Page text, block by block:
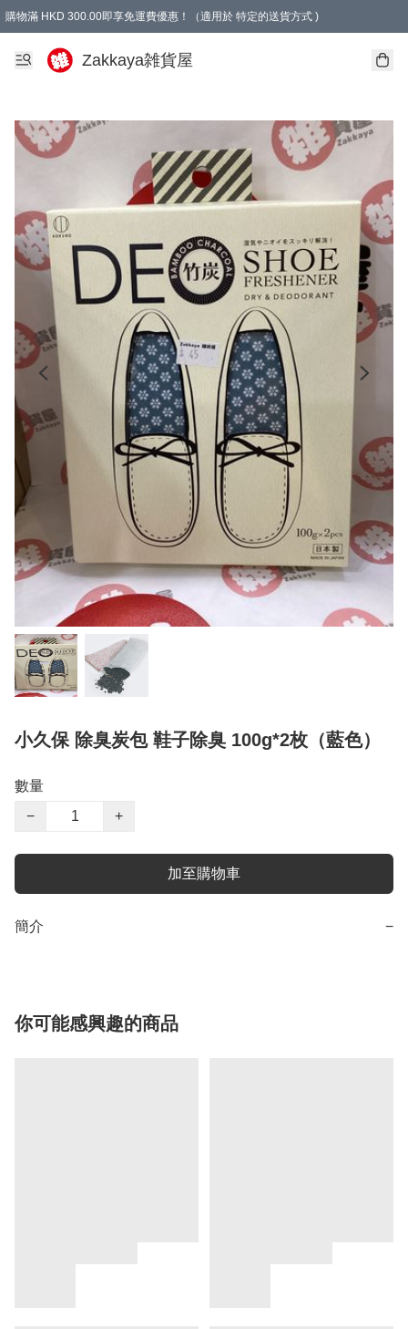
購物滿 HKD 300.00即享免運費優惠！（適用於 特定的送貨方式 )
Zakkaya雑貨屋
小久保 除臭炭包 鞋子除臭 100g*2枚（藍色）
數量
−
+
加至購物車
簡介 −
你可能感興趣的商品